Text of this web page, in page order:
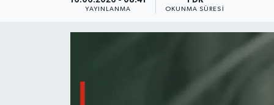
YAYINLANMA OKUNMA SÜRESI
KÜLTÜR - SANAT
Tüm Manşetler
Son Dakika Haberleri